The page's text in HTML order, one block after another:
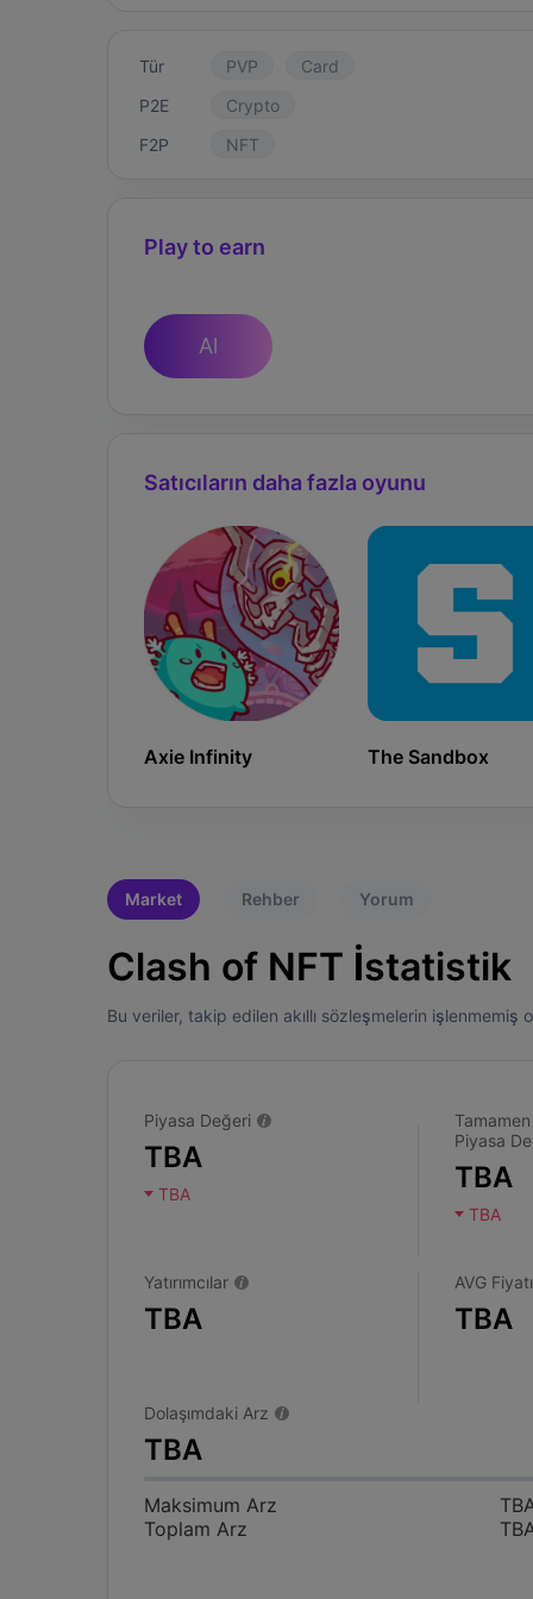
Tür PVP
Card
P2E
Crypto
F2P
NFT
Play to earn
Al
Satıcıların daha fazla oyunu
Axie Infinity The Sandbox
Market Rehber Yorum
Clash of NFT İstatistik
Bu veriler, takip edilen akıllı sözleşmelerin
Piyasa Değeri
TBA
TBA
Piyasa
TBA
TBA
Yatırımcılar
TBA
AVG Fiyatı
TBA
Dolaşımdaki Arz
TBA
Maksimum Arz
Toplam Arz